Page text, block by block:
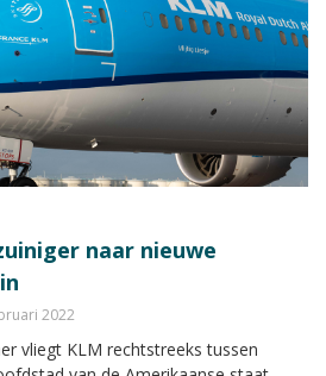
naar nieuwe
2022
vliegt KLM rechtstreeks tussen